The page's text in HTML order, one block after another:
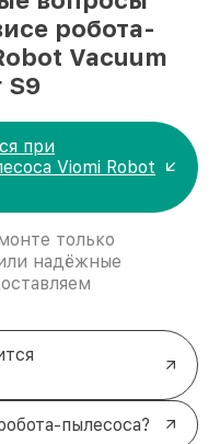
робота-
Vacuum
S9
при
Viomi Robot
только
надёжные
пылесоса?